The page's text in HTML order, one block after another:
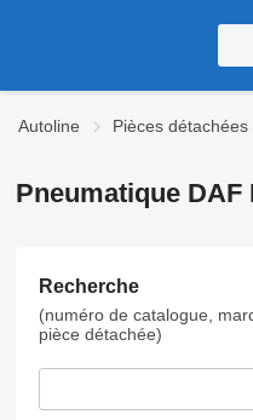
Autoline Pièces détachées
Pneumatique
Recherche
(numéro de catalogue,
pièce détachée)